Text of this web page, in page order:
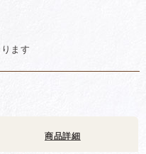
ます
商品詳細